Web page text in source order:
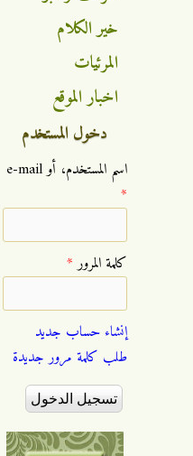
خير الكلام
المرئيات
اخبار الموقع
دخول المستخدم
‏اسم المستخدم، أو e-mail
*
‏كلمة المرور ‏*
إنشاء حساب جديد
طلب كلمة مرور جديدة